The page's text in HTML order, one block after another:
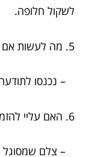
לשקול חלופה.
5. מה לעשות אם אני מתבל בלחץ?
– נכנסו
6. האם עליי להזמין צלם?
– צלם שמסוגל